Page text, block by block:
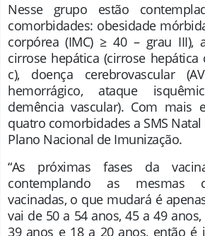
Nesse grupo estão
comorbidades: obesidade
corpórea (IMC) ≥ 40 – grau III),
cirrose hepática (cirrose
c), doença cerebrovascular
hemorrágico, ataque
demência vascular). Com mais
quatro comorbidades a SMS
Plano Nacional de Imunização.
“As próximas fases da
contemplando as mesmas
vacinadas, o que mudará é
vai de 50 a 54 anos, 45 a 49
39 anos e 18 a 20 anos, então é